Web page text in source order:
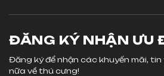
ĐĂNG KÝ NHẬN ƯU
Đăng ký để nhận các khuyến mãi,
nữa về thú cưng!